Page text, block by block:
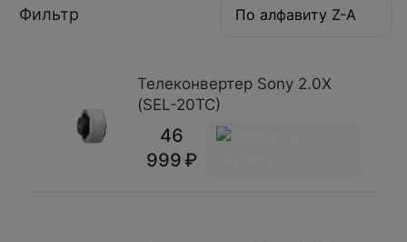
Фильтр По алфавиту Z-A
Телеконвертер Sony 2.0X
(SEL-20TC)
46
999